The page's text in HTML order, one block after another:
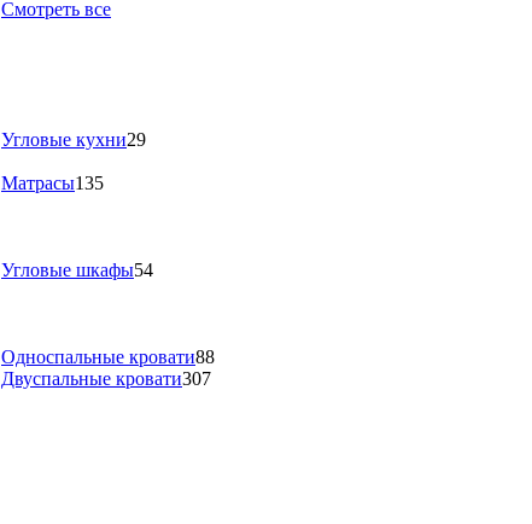
Смотреть все
Угловые кухни29
Матрасы135
Угловые шкафы54
Односпальные кровати88
Двуспальные кровати307